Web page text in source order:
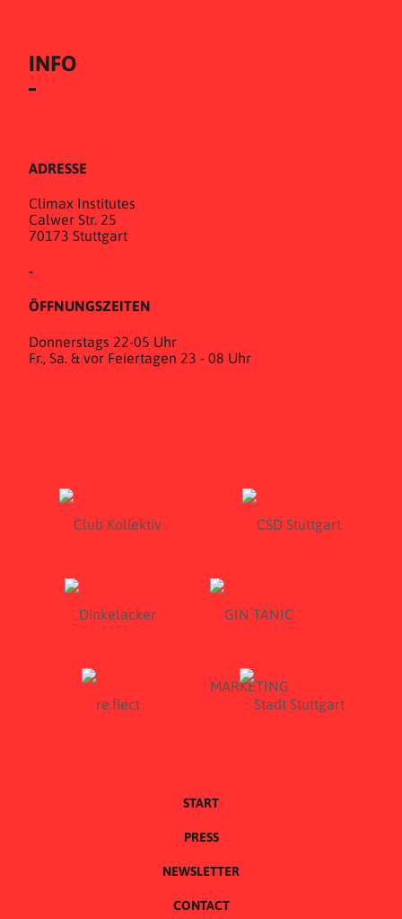
INFO
ADRESSE
Climax Institutes
Calwer Str. 25
70173 Stuttgart
-
ÖFFNUNGSZEITEN
Donnerstags 22-05 Uhr
Fr., Sa. & vor Feiertagen 23 - 08 Uhr
START
PRESS
NEWSLETTER
CONTACT